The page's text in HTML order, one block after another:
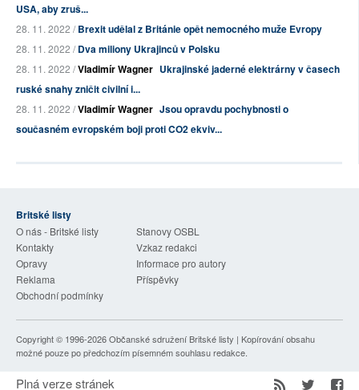
USA, aby zruš...
28. 11. 2022 /Brexit udělal z Británie opět nemocného muže Evropy
28. 11. 2022 /Dva miliony Ukrajinců v Polsku
28. 11. 2022 /Vladimír Wagner Ukrajinské jaderné elektrárny v časech
ruské snahy zničit civilní i...
28. 11. 2022 /Vladimír Wagner Jsou opravdu pochybnosti o
současném evropském boji proti CO2 ekviv...
Britské listy
O nás - Britské listy
Stanovy OSBL
Kontakty
Vzkaz redakci
Opravy
Informace pro autory
Reklama
Příspěvky
Obchodní podmínky
Copyright © 1996-2026Občanské sdružení Britské listy | Kopírování obsahu
možné pouze po předchozím písemném souhlasu redakce.
Plná verze stránek